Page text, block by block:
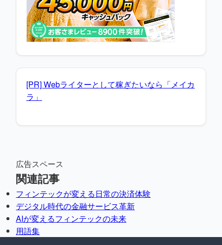
[PR] Webライターとして稼ぎたいなら「メイカ
ラ」
広告スペース
関連記事
フィンテックが変える日常の決済体験
デジタル時代の金融サービス革新
AIが変えるフィンテックの未来
用語集